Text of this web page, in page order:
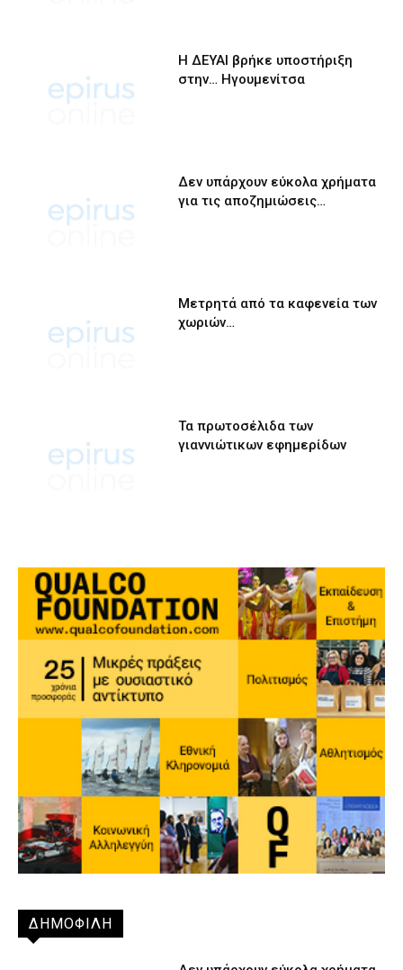
Η ΔΕΥΑΙ βρήκε υποστήριξη
στην… Ηγουμενίτσα
Δεν υπάρχουν εύκολα χρήματα
για τις αποζημιώσεις…
Μετρητά από τα καφενεία των
χωριών…
Τα πρωτοσέλιδα των
γιαννιώτικων εφημερίδων
ΔΗΜΟΦΙΛΗ